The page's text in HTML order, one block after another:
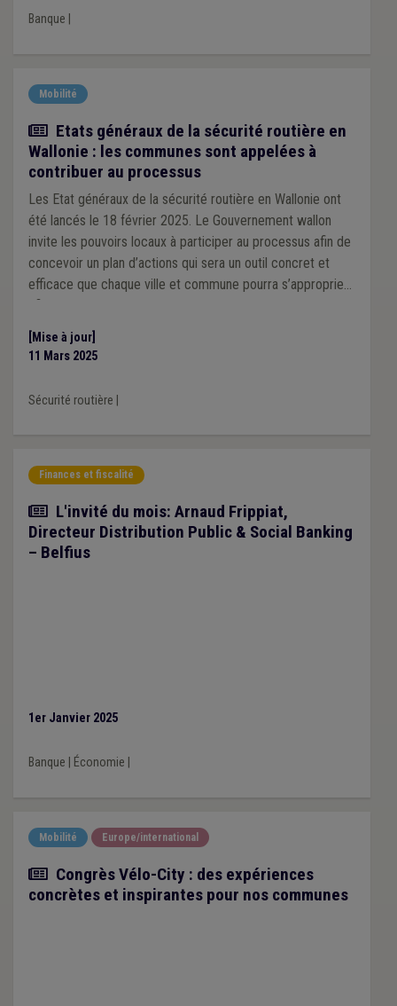
Banque
Mobilité
Actualité
Etats généraux de la sécurité routière en
Wallonie : les communes sont appelées à
contribuer au processus
Les Etat généraux de la sécurité routière en Wallonie ont
été lancés le 18 février 2025. Le Gouvernement wallon
invite les pouvoirs locaux à participer au processus afin de
concevoir un plan d’actions qui sera un outil concret et
efficace que chaque ville et commune pourra s’approprier
afin d’atteindre la Vision Zéro en 2050.
[Mise à jour]
11 Mars 2025
Sécurité routière
Finances et fiscalité
Article
L'invité du mois: Arnaud Frippiat,
Directeur Distribution Public & Social Banking
– Belfius
1er Janvier 2025
Banque Économie
Mobilité Europe/international
Article
Congrès Vélo-City : des expériences
concrètes et inspirantes pour nos communes